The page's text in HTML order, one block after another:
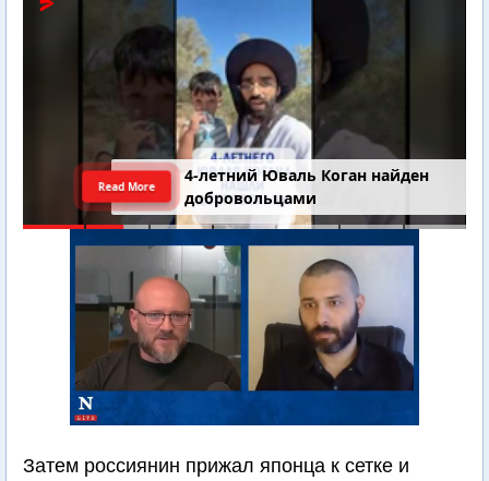
4-летний Юваль Коган найден
добровольцами
Read More
Затем россиянин прижал японца к сетке и